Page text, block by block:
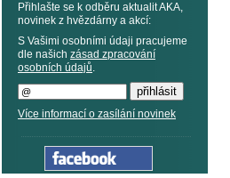
Přihlašte se k odběru aktualit AKA,
novinek z hvězdárny a akcí:
S Vašimi osobními údaji pracujeme
dle našich zásad zpracování
osobních údajů.
Více informací o zasílání novinek